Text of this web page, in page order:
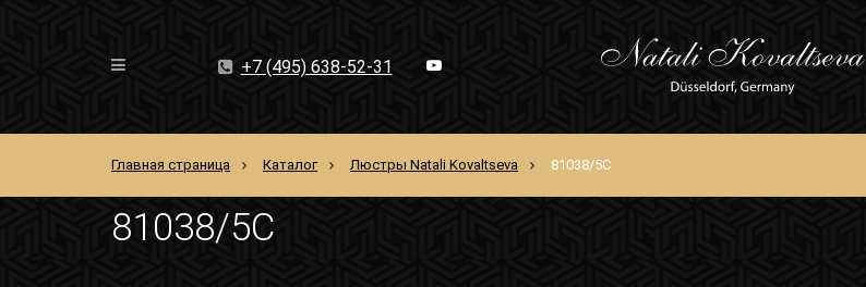
+7 (495) 638-52-31
Главная страница Каталог Люстры Natali Kovaltseva 81038/5C
81038/5C